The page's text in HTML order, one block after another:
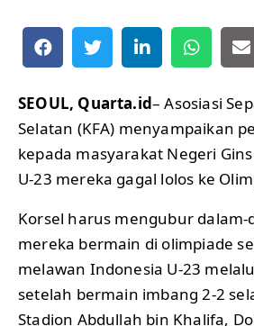
SEOUL, Quarta.id– Asosiasi
Selatan (KFA) menyampaikan
kepada masyarakat Negeri
U-23 mereka gagal lolos ke
Korsel harus mengubur dalam-
mereka bermain di olimpiade
melawan Indonesia U-23
setelah bermain imbang 2-2
Stadion Abdullah bin Khalifa,